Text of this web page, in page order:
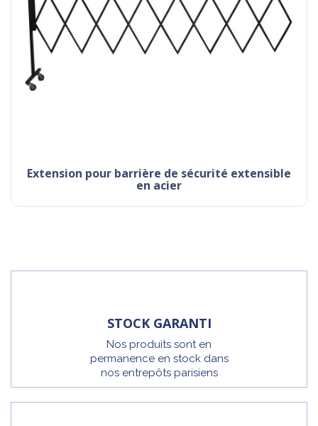
extension pour barrière de sécurité extensible
en acier
STOCK GARANTI
Nos produits sont en
permanence en stock dans
nos entrepôts parisiens